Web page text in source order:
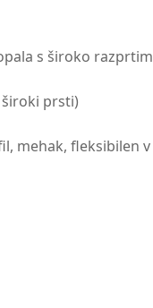
s široko
prsti)
mehak, fleksibilen